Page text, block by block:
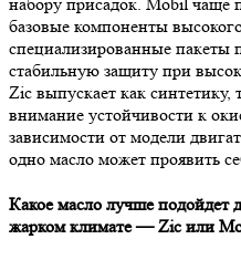
базовые компоненты
специализированные пакеты
стабильную защиту при
Zic выпускает как синтетику,
внимание устойчивости к
зависимости от модели
одно масло может проявить
Какое масло лучше подойдет
жарком климате — Zic или